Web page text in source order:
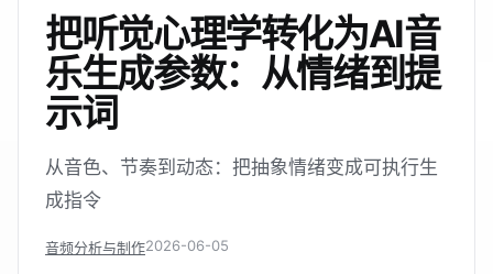
把听觉心理学转化为AI音
乐生成参数：从情绪到提
示词
从音色、节奏到动态：把抽象情绪变成可执行生
成指令
音频分析与制作2026-06-05